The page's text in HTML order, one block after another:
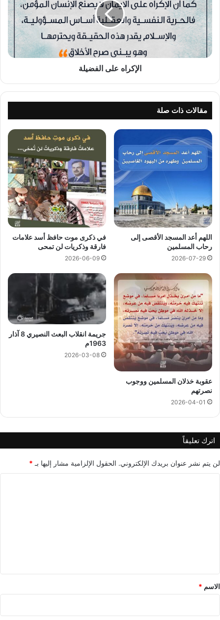
الإكراه على الفضيلة
مقالات ذات صلة
اللهم أعد المسجد الأقصى إلى
رحاب المسلمين
2026-07-29
ﻓﻲ ﺫﻛﺮﻯ موت حافظ أسد ﻋﻼﻣﺎﺕ
ﻓﺎﺭﻗﺔ ﻭﺫﻛﺮﻳﺎﺕ ﻟﻦ تمحى
2026-06-09
عقوبة خذلان المسلمين ووجوب
نصرتهم
2026-04-01
جريمة انقلاب البعث النصيري 8 آذار
1963م
2026-03-08
اترك تعليقاً
لن يتم نشر عنوان بريدك الإلكتروني. الحقول الإلزامية مشار إليها بـ *
*
الاسم *